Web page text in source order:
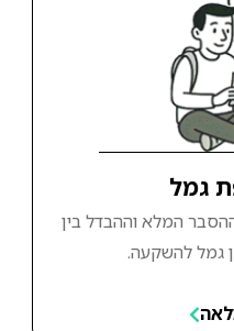
גמל
המלא וההבדל בין
גמל להשקעה.